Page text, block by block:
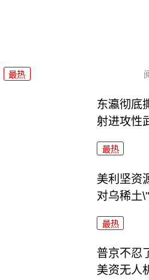
最热
东瀛彻底
射进攻性
最热
美利坚资
对乌稀土
最热
普京不忍
美资无人